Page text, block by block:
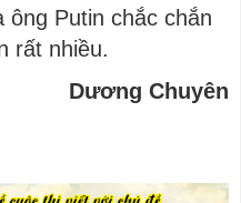
ông Putin chắc chắn
rất nhiều.
Dương Chuyên